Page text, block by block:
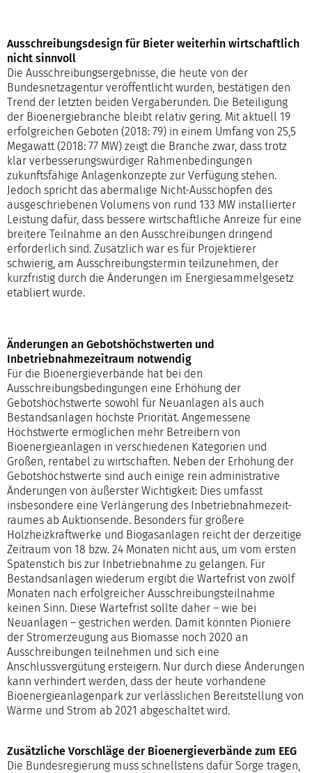
Ausschreibungsdesign für Bieter weiterhin wirtschaftlich
nicht sinnvoll
Die Ausschreibungsergebnisse, die heute von der
Bundesnetzagentur veröffentlicht wurden, bestätigen den
Trend der letzten beiden Vergaberunden. Die Beteiligung
der Bioenergiebranche bleibt relativ gering. Mit aktuell 19
erfolgreichen Geboten (2018: 79) in einem Umfang von 25,5
Megawatt (2018: 77 MW) zeigt die Branche zwar, dass trotz
klar verbesserungswürdiger Rahmenbedingungen
zukunftsfähige Anlagenkonzepte zur Verfügung stehen.
Jedoch spricht das abermalige Nicht-Ausschöpfen des
ausgeschriebenen Volumens von rund 133 MW installierter
Leistung dafür, dass bessere wirtschaftliche Anreize für eine
breitere Teilnahme an den Ausschreibungen dringend
erforderlich sind. Zusätzlich war es für Projektierer
schwierig, am Ausschreibungstermin teilzunehmen, der
kurzfristig durch die Änderungen im Energiesammelgesetz
etabliert wurde.
Änderungen an Gebotshöchstwerten und
Inbetriebnahmezeitraum notwendig
Für die Bioenergieverbände hat bei den
Ausschreibungsbedingungen eine Erhöhung der
Gebotshöchstwerte sowohl für Neuanlagen als auch
Bestandsanlagen höchste Priorität. Angemessene
Höchstwerte ermöglichen mehr Betreibern von
Bioenergieanlagen in verschiedenen Kategorien und
Größen, rentabel zu wirtschaften. Neben der Erhöhung der
Gebotshöchstwerte sind auch einige rein administrative
Änderungen von äußerster Wichtigkeit: Dies umfasst
insbesondere eine Verlängerung des Inbetriebnahme­zeit-
raumes ab Auktionsende. Besonders für größere
Holzheizkraftwerke und Biogasanlagen reicht der derzeitige
Zeitraum von 18 bzw. 24 Monaten nicht aus, um vom ersten
Spatenstich bis zur Inbetriebnahme zu gelangen. Für
Bestandsanlagen wiederum ergibt die Wartefrist von zwölf
Monaten nach erfolgreicher Ausschreibungsteilnahme
keinen Sinn. Diese Wartefrist sollte daher – wie bei
Neuanlagen – gestrichen werden. Damit könnten Pioniere
der Stromerzeugung aus Biomasse noch 2020 an
Ausschreibungen teilnehmen und sich eine
Anschlussvergütung ersteigern. Nur durch diese Änderungen
kann verhindert werden, dass der heute vorhandene
Bioenergieanlagenpark zur verlässlichen Bereitstellung von
Wärme und Strom ab 2021 abgeschaltet wird.
Zusätzliche Vorschläge der Bioenergieverbände zum EEG
Die Bundesregierung muss schnellstens dafür Sorge tragen,